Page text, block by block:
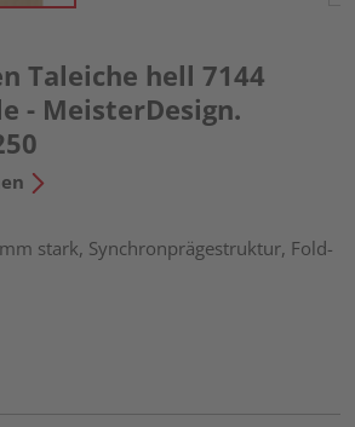
Taleiche hell 7144
- MeisterDesign.
stark, Synchronprägestruktur, Fold-